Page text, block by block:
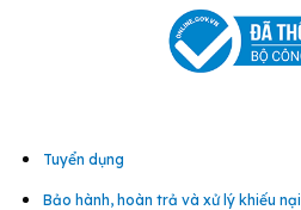
Tuyển dụng
Bảo hành, hoàn trả và xử lý khiếu nại